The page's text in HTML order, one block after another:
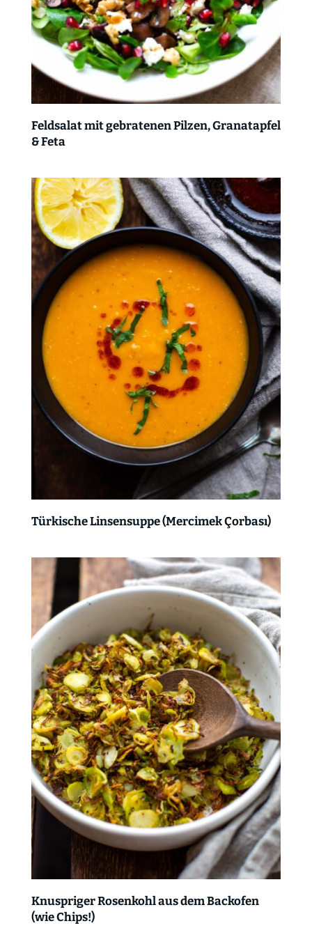
Feldsalat mit gebratenen Pilzen, Granatapfel
& Feta
Türkische Linsensuppe (Mercimek Çorbası)
Knuspriger Rosenkohl aus dem Backofen
(wie Chips!)